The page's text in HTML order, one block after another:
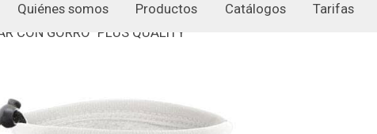
Quiénes somos Productos Catálogos Tarifas
CON GORRO "PLUS QUALITY"